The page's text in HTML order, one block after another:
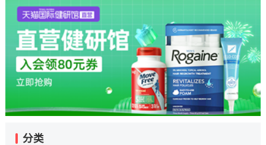
分类